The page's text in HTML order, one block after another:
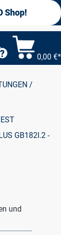
Shop!
0,00 €*
/
GB182I.2 -
und